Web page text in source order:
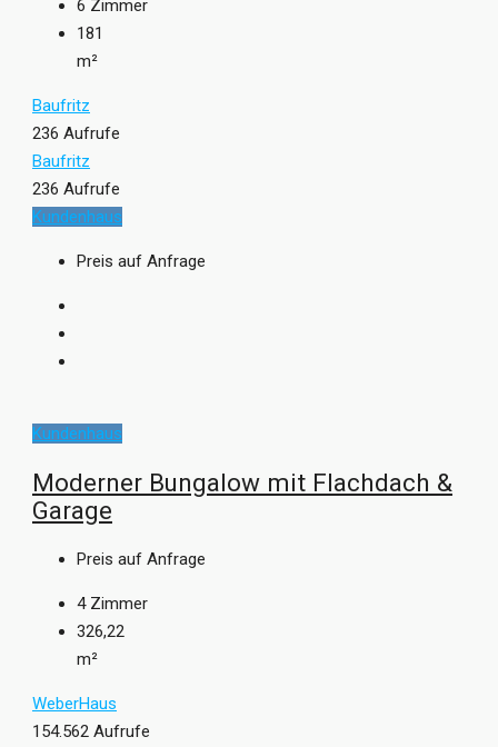
6 Zimmer
181
m²
Baufritz
236 Aufrufe
Baufritz
236 Aufrufe
Kundenhaus
Preis auf Anfrage
Kundenhaus
Moderner Bungalow mit Flachdach &
Garage
Preis auf Anfrage
4 Zimmer
326,22
m²
WeberHaus
154.562 Aufrufe